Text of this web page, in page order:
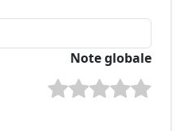
Note globale